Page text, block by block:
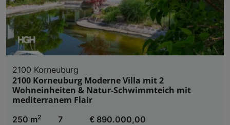
2100 Korneuburg
2100 Korneuburg Moderne Villa mit 2
Wohneinheiten & Natur-Schwimmteich mit
mediterranem Flair
250 m2
7 € 890.000,00